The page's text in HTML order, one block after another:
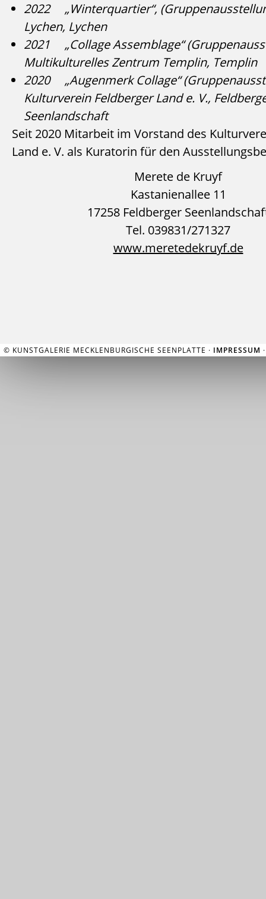
2022 „Winterquartier“,
Lychen, Lychen
2021 „Collage Assemblage“
Multikulturelles Zentrum Templin, Templin
2020 „Augenmerk Collage“
Kulturverein Feldberger Land e. V.,
Seenlandschaft
Seit 2020 Mitarbeit im Vorstand des
Land e. V. als Kuratorin für den
Merete de Kruyf
Kastanienallee 11
17258 Feldberger
Tel. 039831/271327
www.meretedekruyf.de
© KUNSTGALERIE MECKLENBURGISCHE SEENPLATTE · IMPRESSUM